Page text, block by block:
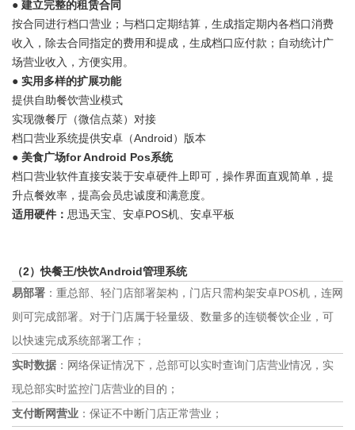
● 建立完整的租赁合同
按合同进行档口营业；与档口定期结算，生成指定期内各档口消费
收入，除去合同指定的费用和提成，生成档口应付款；自动统计广
场营业收入，方便实用。
● 实用多样的扩展功能
提供自助餐饮营业模式
实现微餐厅（微信点菜）对接
档口营业系统提供安卓（Android）版本
● 美食广场for Android Pos系统
档口营业软件直接安装于安卓硬件上即可，操作界面直观简单，提
升点餐效率，提高会员忠诚度和满意度。
适用硬件： 思迅天宝、安卓POS机、安卓平板
（2）快餐王/快饮Android管理系统
易部署 ：重总部、轻门店部署架构，门店只需构架安卓POS机，连网
则可完成部署。对于门店属于轻量级、数量多的连锁餐饮企业，可
以快速完成系统部署工作；
实时数据 ：网络保证情况下，总部可以实时查询门店营业情况，实
现总部实时监控门店营业的目的；
支付断网营业 ：保证不中断门店正常营业；